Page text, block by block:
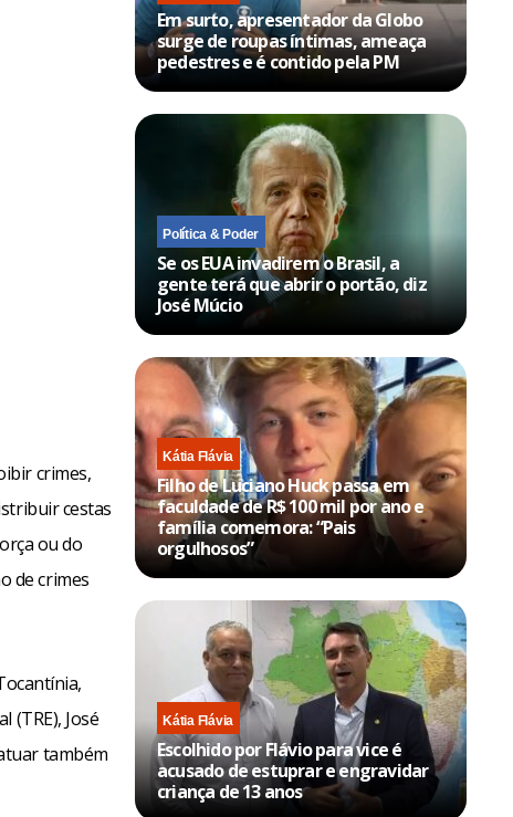
crimes,
cestas
ou do
de crimes
(TRE), José
também
Em surto, apresentador da Globo
surge de roupas íntimas, ameaça
pedestres e é contido pela PM
Política & Poder
Se os EUA invadirem o Brasil, a
gente terá que abrir o portão, diz
José Múcio
Kátia Flávia
Filho de Luciano Huck passa em
faculdade de R$ 100 mil por ano e
família comemora: “Pais
orgulhosos”
Kátia Flávia
Escolhido por Flávio para vice é
acusado de estuprar e engravidar
criança de 13 anos